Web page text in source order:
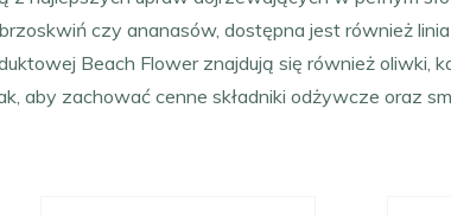
czy ananasów, dostępna jest również
Beach Flower znajdują się również oliwki,
aby zachować cenne składniki odżywcze oraz